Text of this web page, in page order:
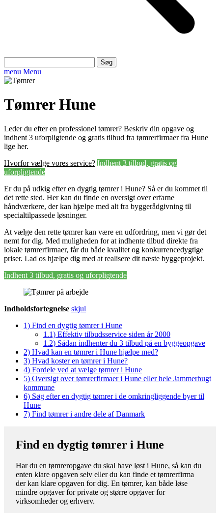
efter:
menu Menu
Tømrer Hune
Leder du efter en professionel tømrer? Beskriv din opgave og
indhent 3 uforpligtende og gratis tilbud fra tømrerfirmaer fra Hune
lige her.
Hvorfor vælge vores service? Indhent 3 tilbud, gratis og
uforpligtende
Er du på udkig efter en dygtig tømrer i Hune? Så er du kommet til
det rette sted. Her kan du finde en oversigt over erfarne
håndværkere, der kan hjælpe med alt fra byggerådgivning til
specialtilpassede løsninger.
At vælge den rette tømrer kan være en udfordring, men vi gør det
nemt for dig. Med muligheden for at indhente tilbud direkte fra
lokale tømrerfirmaer, får du både kvalitet og konkurrencedygtige
priser. Lad os hjælpe dig med at realisere dit næste byggeprojekt.
Indhent 3 tilbud, gratis og uforpligtende
Indholdsfortegnelse skjul
1) Find en dygtig tømrer i Hune
1.1) Effektiv tilbudsservice siden år 2000
1.2) Sådan indhenter du 3 tilbud på en byggeopgave
2) Hvad kan en tømrer i Hune hjælpe med?
3) Hvad koster en tømrer i Hune?
4) Fordele ved at vælge tømrer i Hune
5) Oversigt over tømrerfirmaer i Hune eller hele Jammerbugt
kommune
6) Søg efter en dygtig tømrer i de omkringliggende byer til
Hune
7) Find tømrer i andre dele af Danmark
Find en dygtig tømrer i Hune
Har du en tømreropgave du skal have løst i Hune, så kan du
enten klare opgaven selv eller du kan finde et tømrerfirma
der kan klare opgaven for dig. En tømrer, kan både løse
mindre opgaver for private og større opgaver for
virksomheder og erhverv.